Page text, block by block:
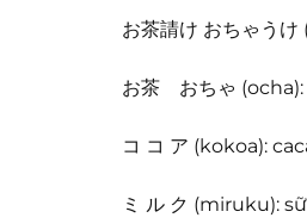
お茶請け おちゃう
お茶 おちゃ
コ コ ア (kokoa):
ミ ル ク (miruku):